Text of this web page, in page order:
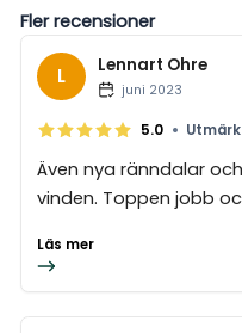
Fler recensioner
L Lennart Ohre
juni 2023
5.0 •
Även nya ränndalar
vinden. Toppen jobb
Läs mer